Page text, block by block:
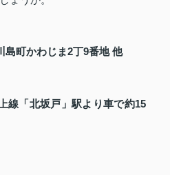
島町かわじま2丁9番地 他
線「北坂戸」駅より車で約15